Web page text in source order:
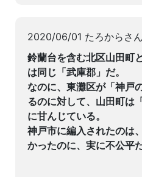
2020/06/01 たろからさ
鈴蘭台を含む北区山田町
は同じ「武庫郡」だ。
なのに、東灘区が「神戸
るのに対して、山田町は
に甘んじている。
神戸市に編入されたのは
かったのに、実に不公平